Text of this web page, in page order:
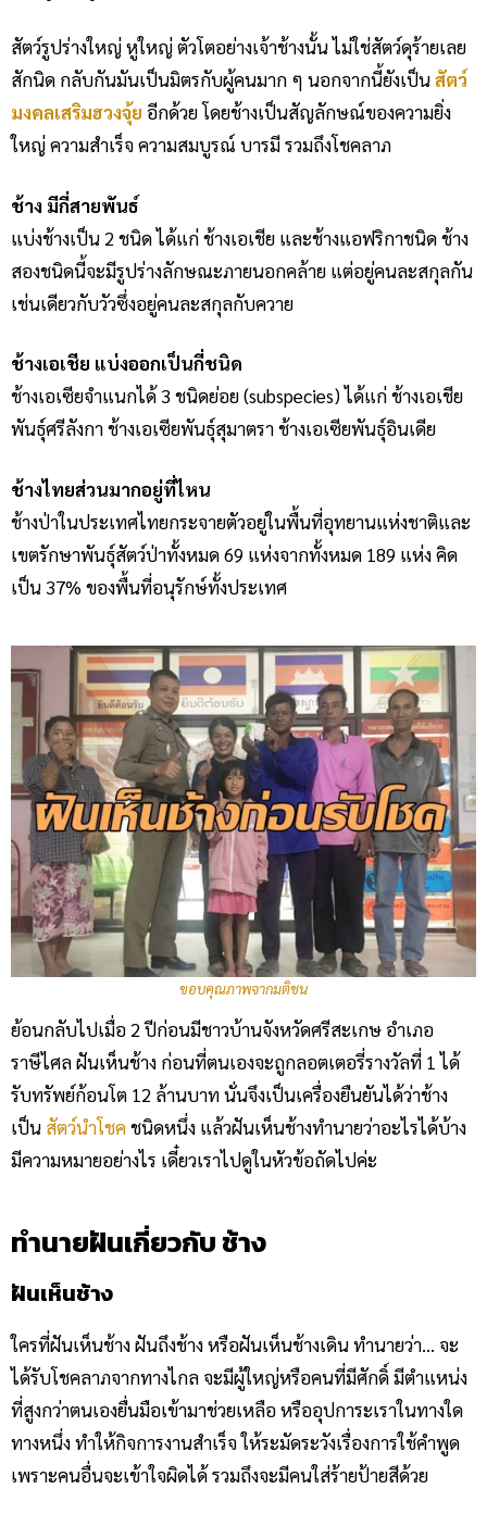
สัตว์รูปร่างใหญ่ หูใหญ่ ตัวโตอย่างเจ้าช้างนั้น ไม่ใช่สัตว์ดุร้ายเลย
สักนิด กลับกันมันเป็นมิตรกับผู้คนมาก ๆ นอกจากนี้ยังเป็นสัตว์
มงคลเสริมฮวงจุ้ย อีกด้วย โดยช้างเป็นสัญลักษณ์ของความยิ่ง
ใหญ่ ความสำเร็จ ความสมบูรณ์ บารมี รวมถึงโชคลาภ
ช้าง มีกี่สายพันธ์
แบ่งช้างเป็น 2 ชนิด ได้แก่ ช้างเอเชีย และช้างแอฟริกาชนิด ช้าง
สองชนิดนี้จะมีรูปร่างลักษณะภายนอกคล้าย แต่อยู่คนละสกุลกัน
เช่นเดียวกับวัวซึ่งอยู่คนละสกุลกับควาย
ช้างเอเชีย แบ่งออกเป็นกี่ชนิด
ช้างเอเซียจำแนกได้ 3 ชนิดย่อย (subspecies) ได้แก่ ช้างเอเชีย
พันธุ์ศรีลังกา ช้างเอเซียพันธุ์สุมาตรา ช้างเอเซียพันธุ์อินเดีย
ช้างไทยส่วนมากอยู่ที่ไหน
ช้างป่าในประเทศไทยกระจายตัวอยู่ในพื้นที่อุทยานแห่งชาติและ
เขตรักษาพันธุ์สัตว์ป่าทั้งหมด 69 แห่งจากทั้งหมด 189 แห่ง คิด
เป็น 37% ของพื้นที่อนุรักษ์ทั้งประเทศ
ขอบคุณภาพจากมติชน
ย้อนกลับไปเมื่อ 2 ปีก่อนมีชาวบ้านจังหวัดศรีสะเกษ อำเภอ
ราษีไศล ฝันเห็นช้าง ก่อนที่ตนเองจะถูกลอตเตอรี่รางวัลที่ 1 ได้
รับทรัพย์ก้อนโต 12 ล้านบาท นั่นจึงเป็นเครื่องยืนยันได้ว่าช้าง
เป็น สัตว์นำโชคชนิดหนึ่ง แล้วฝันเห็นช้างทำนายว่าอะไรได้บ้าง
มีความหมายอย่างไร เดี๋ยวเราไปดูในหัวข้อถัดไปค่ะ
ทำนายฝันเกี่ยวกับ ช้าง
ฝันเห็นช้าง
ใครที่ฝันเห็นช้าง ฝันถึงช้าง หรือฝันเห็นช้างเดิน ทำนายว่า… จะ
ได้รับโชคลาภจากทางไกล จะมีผู้ใหญ่หรือคนที่มีศักดิ์ มีตำแหน่ง
ที่สูงกว่าตนเองยื่นมือเข้ามาช่วยเหลือ หรืออุปการะเราในทางใด
ทางหนึ่ง ทำให้กิจการงานสำเร็จ ให้ระมัดระวังเรื่องการใช้คำพูด
เพราะคนอื่นจะเข้าใจผิดได้ รวมถึงจะมีคนใส่ร้ายป้ายสีด้วย